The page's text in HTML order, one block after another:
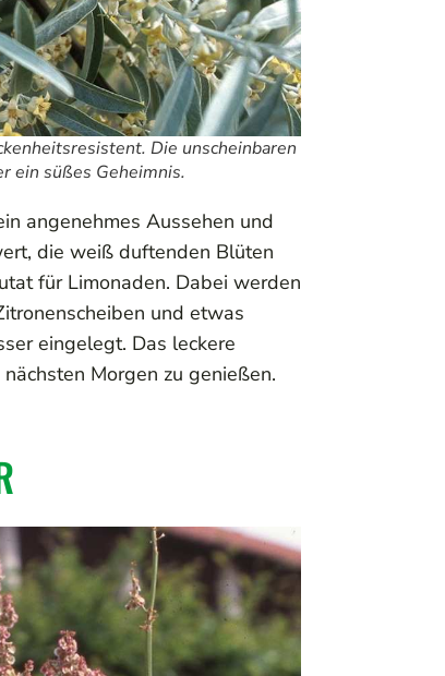
Die unscheinbaren
ein süßes Geheimnis.
angenehmes Aussehen und
die weiß duftenden Blüten
für Limonaden. Dabei werden
und etwas
eingelegt. Das leckere
Morgen zu genießen.